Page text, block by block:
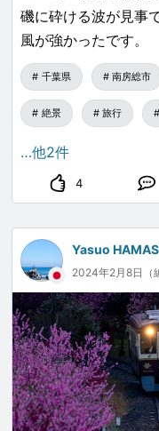
磯に砕ける波が見事
風が強かったです。
千葉県 南房総市
絶景 旅行
…他2件
4
Yasuo
2024年2月8日（